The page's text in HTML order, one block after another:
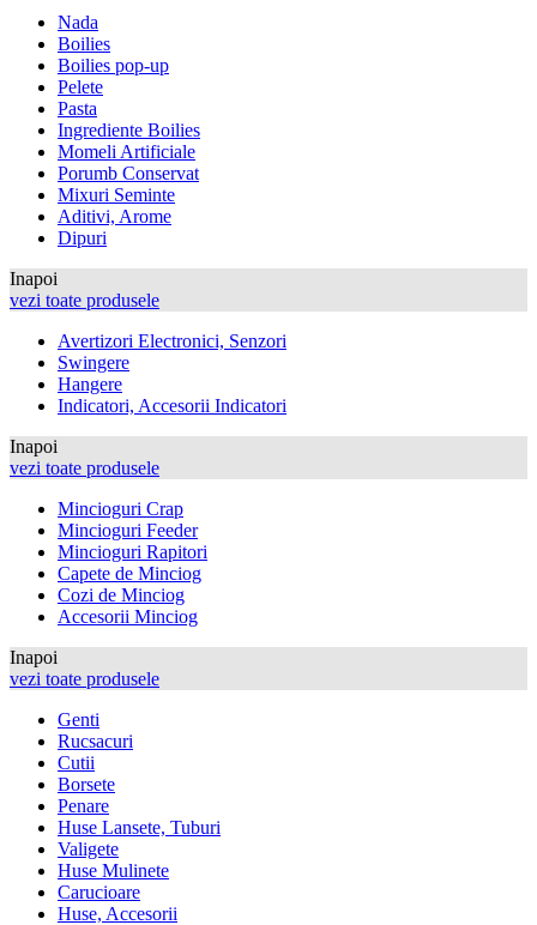
Nada
Boilies
Boilies pop-up
Pelete
Pasta
Ingrediente Boilies
Momeli Artificiale
Porumb Conservat
Mixuri Seminte
Aditivi, Arome
Dipuri
Inapoi
vezi toate produsele
Avertizori Electronici, Senzori
Swingere
Hangere
Indicatori, Accesorii Indicatori
Inapoi
vezi toate produsele
Mincioguri Crap
Mincioguri Feeder
Mincioguri Rapitori
Capete de Minciog
Cozi de Minciog
Accesorii Minciog
Inapoi
vezi toate produsele
Genti
Rucsacuri
Cutii
Borsete
Penare
Huse Lansete, Tuburi
Valigete
Huse Mulinete
Carucioare
Huse, Accesorii